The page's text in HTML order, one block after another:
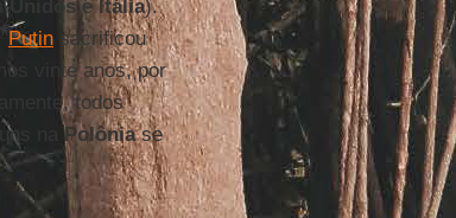
Unidose Itália).
: "Putinsacrificou
vinte anos, por
todos
naPolôniase